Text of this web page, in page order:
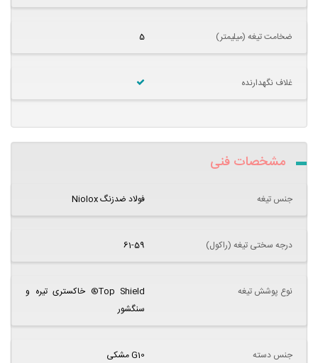
ضخامت تیغه (میلیمتر) 5
غلاف نگهدارنده
مشخصات فنی
جنس تیغه فولاد ضدزنگ Niolox
درجه سختی تیغه (راکول) 61-59
نوع پوشش تیغه
Top Shield® خاکستری تیره و
سنگشور
جنس دسته G10 مشکی